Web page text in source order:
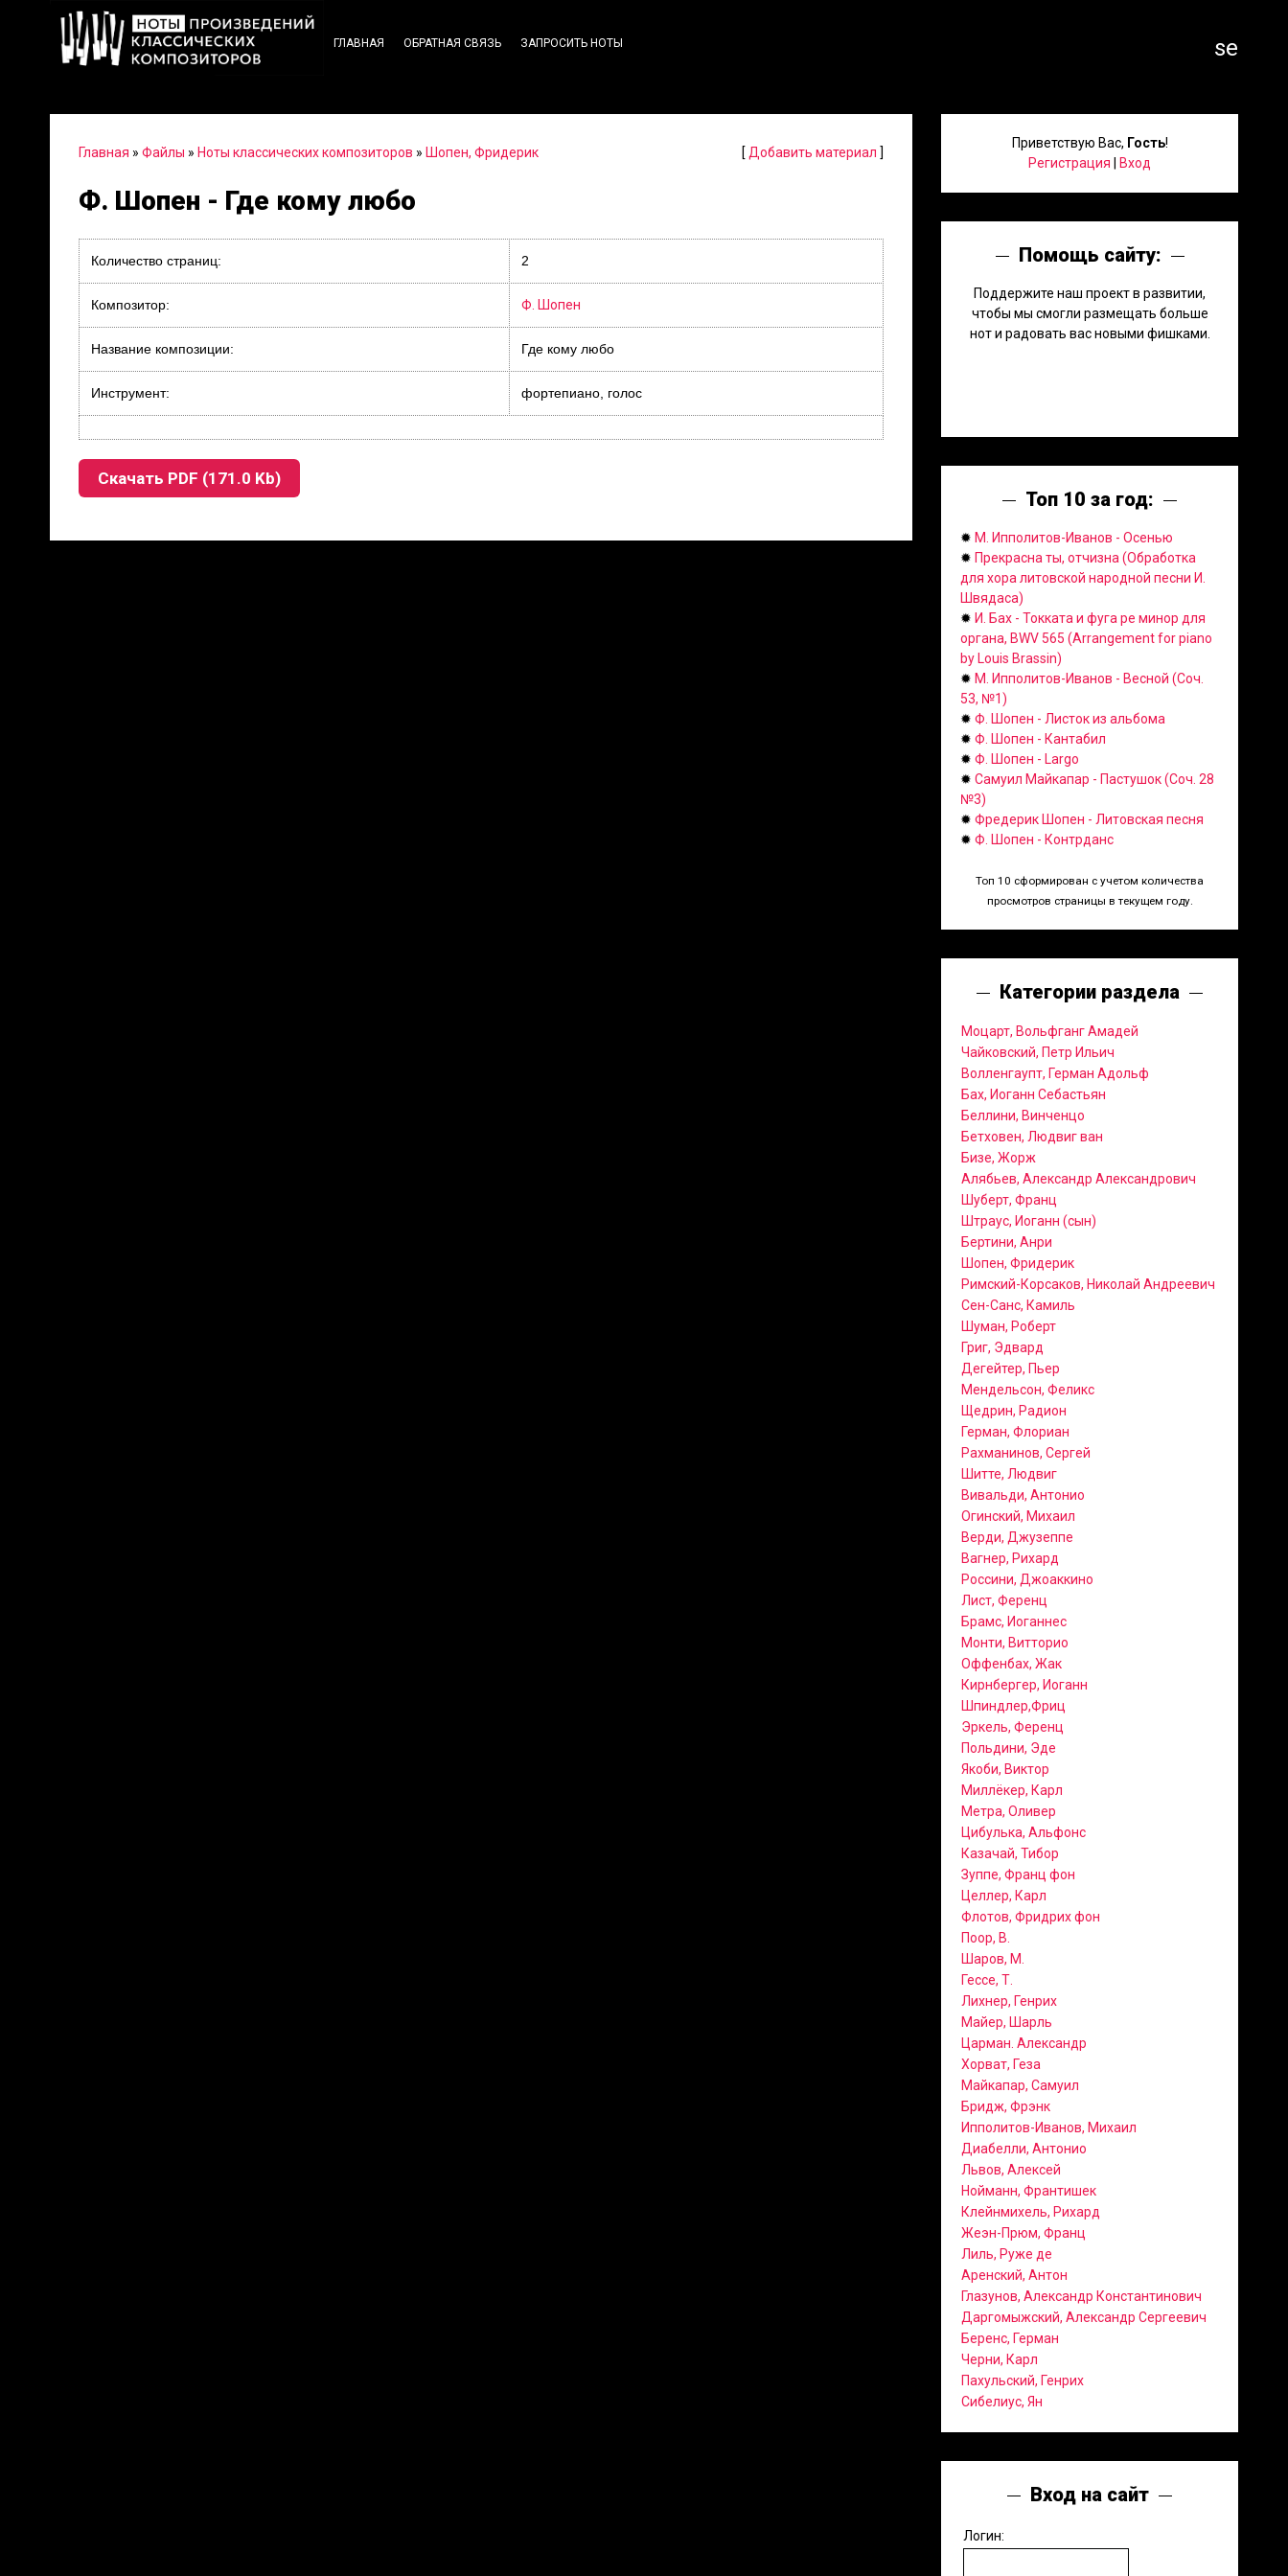
ГЛАВНАЯ ОБРАТНАЯ СВЯЗЬ ЗАПРОСИТЬ НОТЫ search
Главная » Файлы » Ноты классических композиторов » Шопен, Фридерик [ Добавить материал ]
Ф. Шопен - Где кому любо
Количество страниц: 2
Композитор: Ф. Шопен
Название композиции: Где кому любо
Инструмент: фортепиано, голос
Скачать PDF (171.0 Kb)
Приветствую Вас, Гость!
Регистрация
Вход
Помощь сайту:
Поддержите наш проект в развитии,
чтобы мы смогли размещать больше
нот и радовать вас новыми фишками.
Топ 10 за год:
✹ М. Ипполитов-Иванов - Осенью
✹ Прекрасна ты, отчизна (Обработка
для хора литовской народной песни И.
Швядаса)
✹ И. Бах - Токката и фуга ре минор для
органа, BWV 565 (Arrangement for piano
by Louis Brassin)
✹ М. Ипполитов-Иванов - Весной (Соч.
53, №1)
✹ Ф. Шопен - Листок из альбома
✹ Ф. Шопен - Кантабил
✹ Ф. Шопен - Largo
✹ Самуил Майкапар - Пастушок (Соч. 28
№3)
✹ Фредерик Шопен - Литовская песня
✹ Ф. Шопен - Контрданс
Топ 10 сформирован с учетом количества
просмотров страницы в текущем году.
Категории раздела
Моцарт, Вольфганг Амадей
Чайковский, Петр Ильич
Волленгаупт, Герман Адольф
Бах, Иоганн Себастьян
Беллини, Винченцо
Бетховен, Людвиг ван
Бизе, Жорж
Алябьев, Александр Александрович
Шуберт, Франц
Штраус, Иоганн (сын)
Бертини, Анри
Шопен, Фридерик
Римский-Корсаков, Николай Андреевич
Сен-Санс, Камиль
Шуман, Роберт
Григ, Эдвард
Дегейтер, Пьер
Мендельсон, Феликс
Щедрин, Радион
Герман, Флориан
Рахманинов, Сергей
Шитте, Людвиг
Вивальди, Антонио
Огинский, Михаил
Верди, Джузеппе
Вагнер, Рихард
Россини, Джоаккино
Лист, Ференц
Брамс, Иоганнес
Монти, Витторио
Оффенбах, Жак
Кирнбергер, Иоганн
Шпиндлер,Фриц
Эркель, Ференц
Польдини, Эде
Якоби, Виктор
Миллёкер, Карл
Метра, Оливер
Цибулька, Альфонс
Казачай, Тибор
Зуппе, Франц фон
Целлер, Карл
Флотов, Фридрих фон
Поор, В.
Шаров, М.
Гессе, Т.
Лихнер, Генрих
Майер, Шарль
Царман. Александр
Хорват, Геза
Майкапар, Самуил
Бридж, Фрэнк
Ипполитов-Иванов, Михаил
Диабелли, Антонио
Львов, Алексей
Нойманн, Франтишек
Клейнмихель, Рихард
Жеэн-Прюм, Франц
Лиль, Руже де
Аренский, Антон
Глазунов, Александр Константинович
Даргомыжский, Александр Сергеевич
Беренс, Герман
Черни, Карл
Пахульский, Генрих
Сибелиус, Ян
Вход на сайт
Логин: